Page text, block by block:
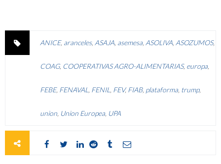
ANICE, aranceles, ASAJA asemesa ASOLIVA ASOZUMOS,
COAG, COOPERATIVAS AGRO-ALIMENTARIAS, europa
FEBE, FENAVAL FENIL FEV,FIAB, plataforma trump,
union Union Europea UPA